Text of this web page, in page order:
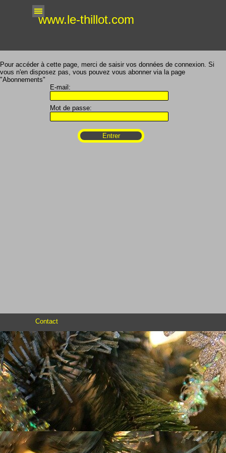
Aller au contenu
Sauter le menu
www.le-thillot.com
Pour accéder à cette page, merci de saisir vos données de connexion. Si
vous n'en disposez pas, vous pouvez vous abonner via la page
"Abonnements"
E-mail:
Mot de passe:
Contact
Retourner au contenu